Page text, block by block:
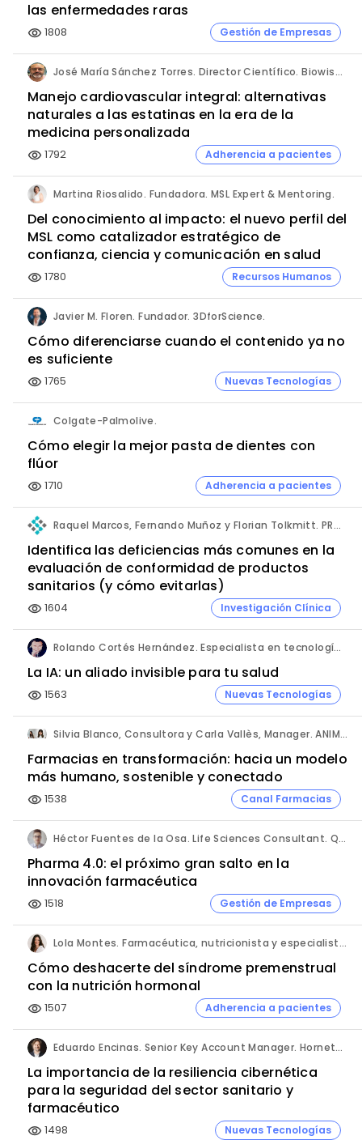
las enfermedades raras
visibility 1808 Gestión de Empresas
José María Sánchez Torres. Director Científico. Biowise Pharmaceuticals.
Manejo cardiovascular integral: alternativas
naturales a las estatinas en la era de la
medicina personalizada
visibility 1792 Adherencia a pacientes
Martina Riosalido. Fundadora. MSL Expert & Mentoring.
Del conocimiento al impacto: el nuevo perfil del
MSL como catalizador estratégico de
confianza, ciencia y comunicación en salud
visibility 1780 Recursos Humanos
Javier M. Floren. Fundador. 3DforScience.
Cómo diferenciarse cuando el contenido ya no
es suficiente
visibility 1765 Nuevas Tecnologías
Colgate-Palmolive.
Cómo elegir la mejor pasta de dientes con
flúor
visibility 1710 Adherencia a pacientes
Raquel Marcos, Fernando Muñoz y Florian Tolkmitt. PRO-LIANCE GLOBAL SOLUTIONS GmbH.
Identifica las deficiencias más comunes en la
evaluación de conformidad de productos
sanitarios (y cómo evitarlas)
visibility 1604 Investigación Clínica
Rolando Cortés Hernández. Especialista en tecnología e inteligencia artificial. Director Comercial. AQUÍ tu Remodelación.
La IA: un aliado invisible para tu salud
visibility 1563 Nuevas Tecnologías
Silvia Blanco, Consultora y Carla Vallès, Manager. ANIMA.
Farmacias en transformación: hacia un modelo
más humano, sostenible y conectado
visibility 1538 Canal Farmacias
Héctor Fuentes de la Osa. Life Sciences Consultant. QbD Group.
Pharma 4.0: el próximo gran salto en la
innovación farmacéutica
visibility 1518 Gestión de Empresas
Lola Montes. Farmacéutica, nutricionista y especialista en salud hormonal y de la mujer.
Cómo deshacerte del síndrome premenstrual
con la nutrición hormonal
visibility 1507 Adherencia a pacientes
Eduardo Encinas. Senior Key Account Manager. Hornetsecurity en Iberia.
La importancia de la resiliencia cibernética
para la seguridad del sector sanitario y
farmacéutico
visibility 1498 Nuevas Tecnologías